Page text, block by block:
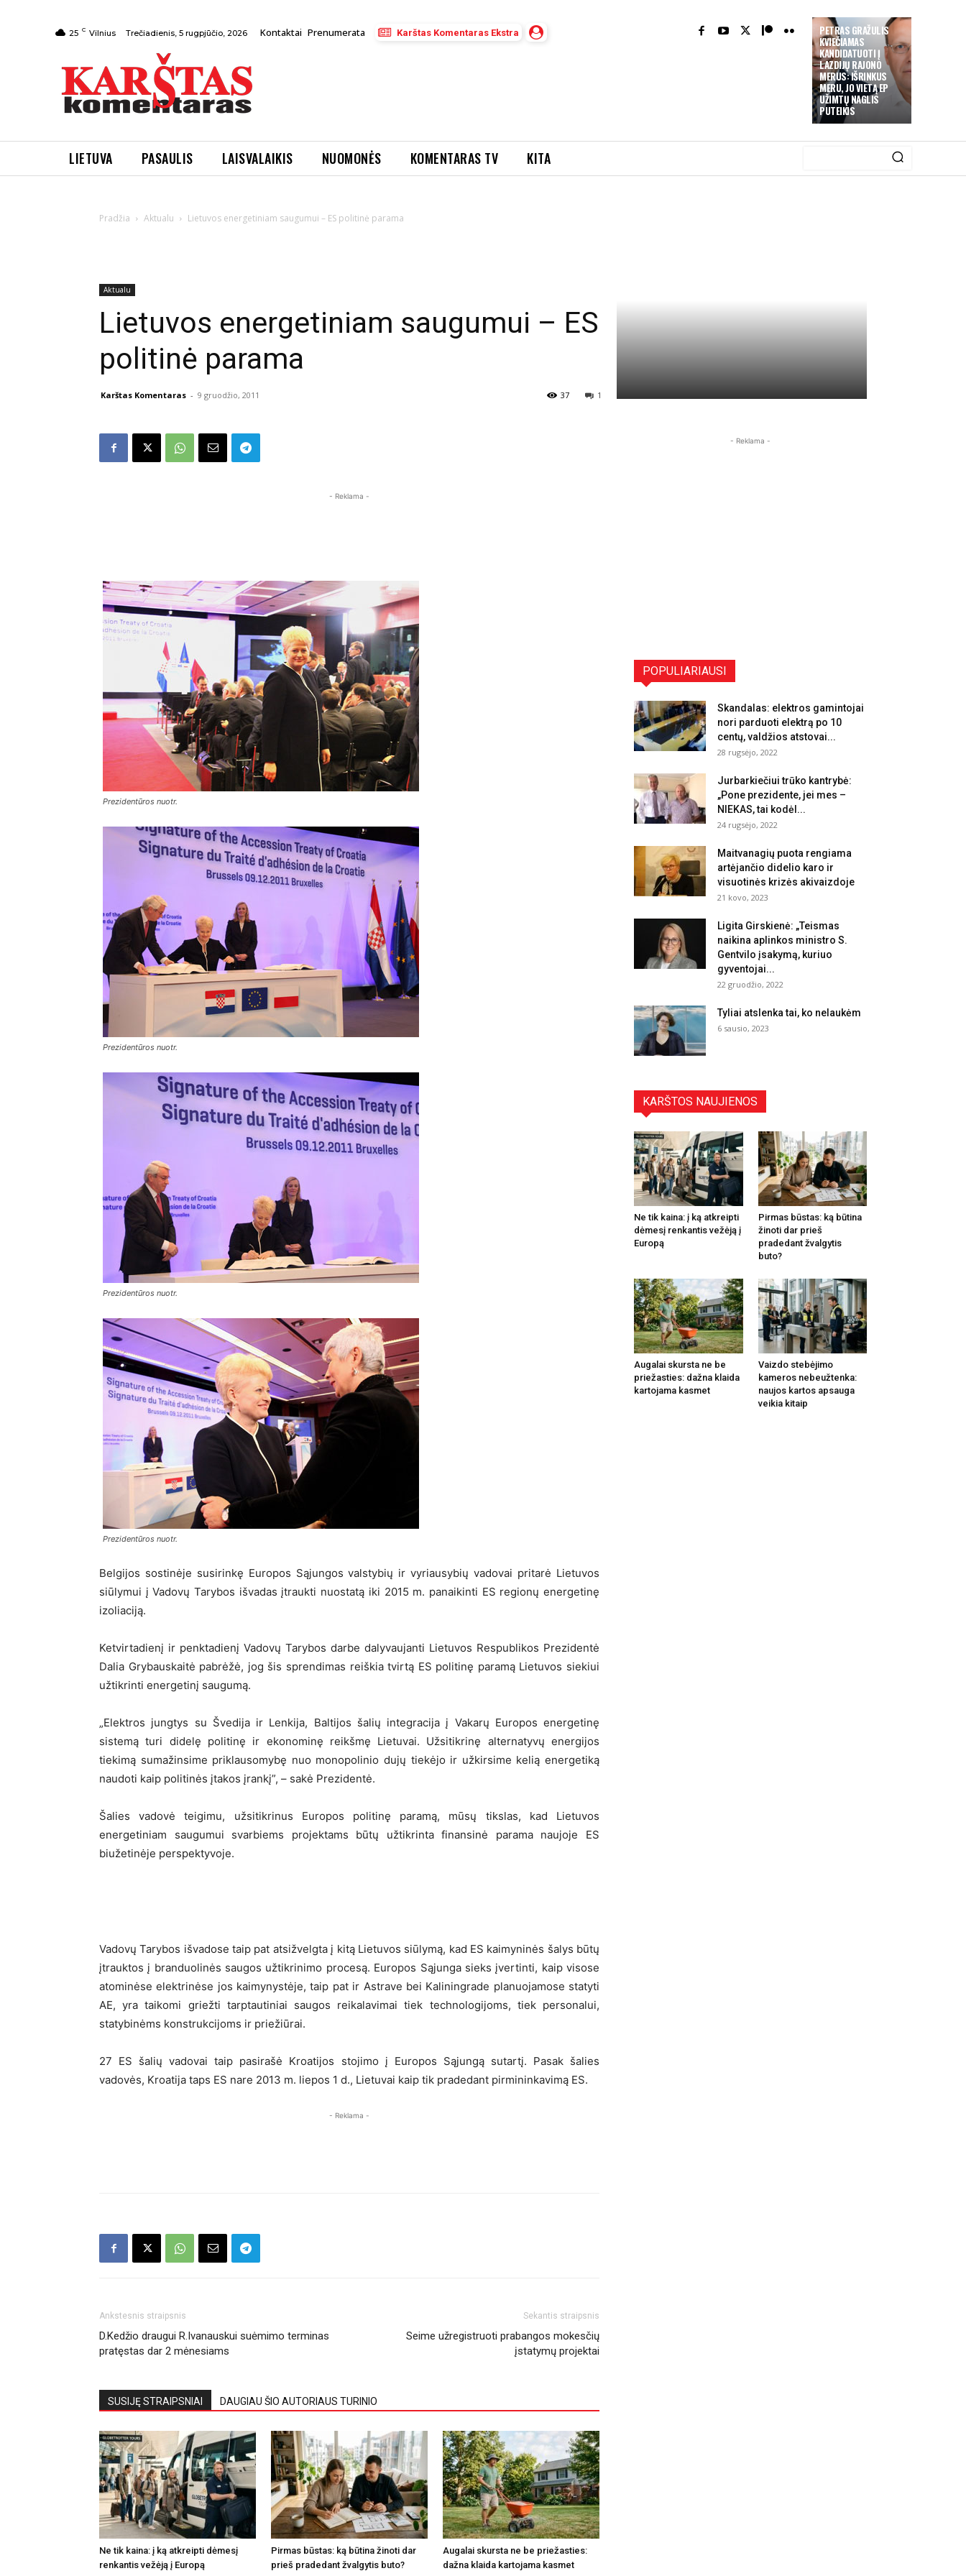
PETRAS GRAŽULIS
KVIEČIAMAS
KANDIDATUOTI Į
LAZDIJŲ RAJONO
MERUS: IŠRINKUS
MERU, JO VIETĄ EP
UŽIMTŲ NAGLIS
PUTEIKIS
25 C Vilnius Trečiadienis, 5 rugpjūčio, 2026 Kontaktai Prenumerata Karštas Komentaras Ekstra
LIETUVA PASAULIS LAISVALAIKIS NUOMONĖS KOMENTARAS TV KITA
Pradžia Aktualu Lietuvos energetiniam saugumui – ES politinė parama
Aktualu
Lietuvos energetiniam saugumui – ES
politinė parama
Karštas Komentaras - 9 gruodžio, 2011 1
37
- Reklama -
Prezidentūros nuotr.
Prezidentūros nuotr.
Prezidentūros nuotr.
Prezidentūros nuotr.
Belgijos sostinėje susirinkę Europos Sąjungos valstybių ir vyriausybių vadovai pritarė Lietuvos
siūlymui į Vadovų Tarybos išvadas įtraukti nuostatą iki 2015 m. panaikinti ES regionų energetinę
izoliaciją.
Ketvirtadienį ir penktadienį Vadovų Tarybos darbe dalyvaujanti Lietuvos Respublikos Prezidentė
Dalia Grybauskaitė pabrėžė, jog šis sprendimas reiškia tvirtą ES politinę paramą Lietuvos siekiui
užtikrinti energetinį saugumą.
„Elektros jungtys su Švedija ir Lenkija, Baltijos šalių integracija į Vakarų Europos energetinę
sistemą turi didelę politinę ir ekonominę reikšmę Lietuvai. Užsitikrinę alternatyvų energijos
tiekimą sumažinsime priklausomybę nuo monopolinio dujų tiekėjo ir užkirsime kelią energetiką
naudoti kaip politinės įtakos įrankį”, – sakė Prezidentė.
Šalies vadovė teigimu, užsitikrinus Europos politinę paramą, mūsų tikslas, kad Lietuvos
energetiniam saugumui svarbiems projektams būtų užtikrinta finansinė parama naujoje ES
biužetinėje perspektyvoje.
Vadovų Tarybos išvadose taip pat atsižvelgta į kitą Lietuvos siūlymą, kad ES kaimyninės šalys būtų
įtrauktos į branduolinės saugos užtikrinimo procesą. Europos Sąjunga sieks įvertinti, kaip visose
atominėse elektrinėse jos kaimynystėje, taip pat ir Astrave bei Kaliningrade planuojamose statyti
AE, yra taikomi griežti tarptautiniai saugos reikalavimai tiek technologijoms, tiek personalui,
statybinėms konstrukcijoms ir priežiūrai.
27 ES šalių vadovai taip pasirašė Kroatijos stojimo į Europos Sąjungą sutartį. Pasak šalies
vadovės, Kroatija taps ES nare 2013 m. liepos 1 d., Lietuvai kaip tik pradedant pirmininkavimą ES.
- Reklama -
Ankstesnis straipsnis
D.Kedžio draugui R.Ivanauskui suėmimo terminas
pratęstas dar 2 mėnesiams
Sekantis straipsnis
Seime užregistruoti prabangos mokesčių
įstatymų projektai
SUSIJĘ STRAIPSNIAI DAUGIAU ŠIO AUTORIAUS TURINIO
Ne tik kaina: į ką atkreipti dėmesį
renkantis vežėją į Europą
Pirmas būstas: ką būtina žinoti dar
prieš pradedant žvalgytis buto?
Augalai skursta ne be priežasties:
dažna klaida kartojama kasmet
- Reklama -
POPULIARIAUSI
Skandalas: elektros gamintojai
nori parduoti elektrą po 10
centų, valdžios atstovai...
28 rugsėjo, 2022
Jurbarkiečiui trūko kantrybė:
„Pone prezidente, jei mes –
NIEKAS, tai kodėl...
24 rugsėjo, 2022
Maitvanagių puota rengiama
artėjančio didelio karo ir
visuotinės krizės akivaizdoje
21 kovo, 2023
Ligita Girskienė: „Teismas
naikina aplinkos ministro S.
Gentvilo įsakymą, kuriuo
gyventojai...
22 gruodžio, 2022
Tyliai atslenka tai, ko nelaukėm
6 sausio, 2023
KARŠTOS NAUJIENOS
Ne tik kaina: į ką atkreipti
dėmesį renkantis vežėją į
Europą
Pirmas būstas: ką būtina
žinoti dar prieš
pradedant žvalgytis
buto?
Augalai skursta ne be
priežasties: dažna klaida
kartojama kasmet
Vaizdo stebėjimo
kameros nebeužtenka:
naujos kartos apsauga
veikia kitaip